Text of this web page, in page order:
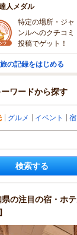
を見る
人メダル
特定の場所・ジャ
ンルへのクチコミ
投稿でゲット！
旅の記録をはじめる
ーワードから探す
グルメ イベント 宿
検索する
の注目の宿・ホ